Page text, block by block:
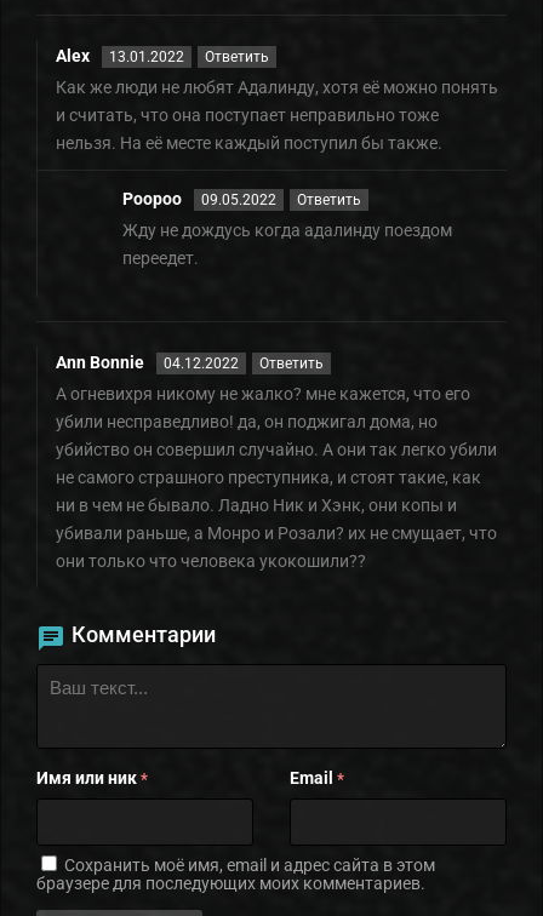
Alex 13.01.2022 Ответить
Как же люди не любят Адалинду, хотя её можно понять
и считать, что она поступает неправильно тоже
нельзя. На её месте каждый поступил бы также.
Роороо 09.05.2022 Ответить
Жду не дождусь когда адалинду поездом
переедет.
Ann Bonnie 04.12.2022 Ответить
А огневихря никому не жалко? мне кажется, что его
убили несправедливо! да, он поджигал дома, но
убийство он совершил случайно. А они так легко убили
не самого страшного преступника, и стоят такие, как
ни в чем не бывало. Ладно Ник и Хэнк, они копы и
убивали раньше, а Монро и Розали? их не смущает, что
они только что человека укокошили??
Комментарии
Имя или ник * Email *
Сохранить моё имя, email и адрес сайта в этом
браузере для последующих моих комментариев.